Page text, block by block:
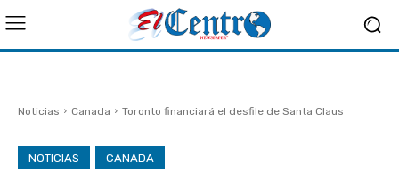
Noticias Canada Toronto financiará el desfile de Santa Claus
NOTICIAS CANADA